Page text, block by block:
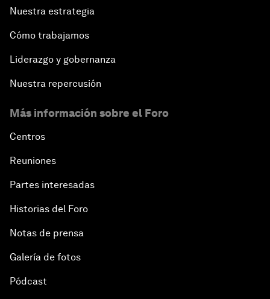
The Modern Silk Road
Future-Proofing the Internet Economy
What If: Your Mind Can Be Read?
Partnering for Science
Welcome to the Annual Meeting of the New
Opening Plenary with Premier Li Keqiang
Nuestra estrategia
Cómo trabajamos
Liderazgo y gobernanza
Nuestra repercusión
Más información sobre el Foro
Centros
Reuniones
Partes interesadas
Historias del Foro
Notas de prensa
Galería de fotos
Pódcast